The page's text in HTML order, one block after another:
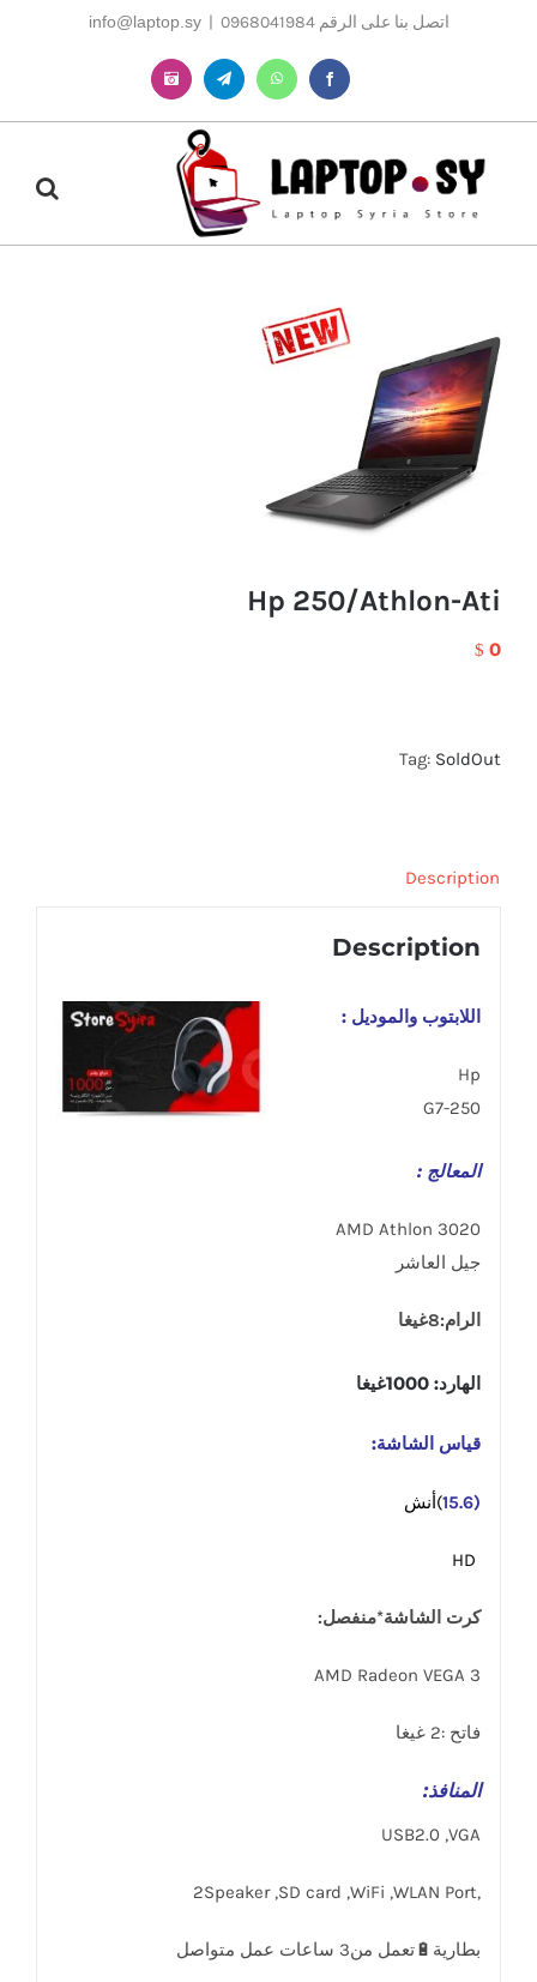
اتصل بنا على الرقم 0968041984 |
info@laptop.sy
Facebook
WhatsApp
Telegram
Instagram
Hp 250/Athlon-Ati
$ 0
Tag: SoldOut
Description
Description
اللابتوب والموديل :
Hp
250-G7
المعالج :
AMD Athlon 3020
جيل العاشر
الرام:8غيغا
الهارد: 1000غيغا
قياس الشاشة:
(15.6 )أنش
كرت الشاشة*منفصل:
AMD Radeon VEGA 3
فاتح :2 غيغا
المنافذ:
USB2.0 ,VGA
,2Speaker ,SD card ,WiFi ,WLAN Port